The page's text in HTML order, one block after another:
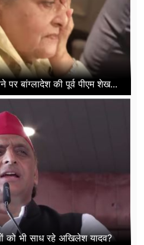
बांग्लादेश की पूर्व पीएम शेख...
को भी साध रहे अखिलेश यादव?